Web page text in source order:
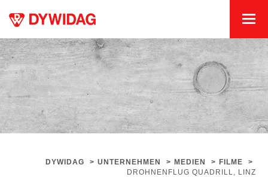
DYWIDAG > UNTERNEHMEN > MEDIEN > FILME
>
DROHNENFLUG QUADRILL, LINZ